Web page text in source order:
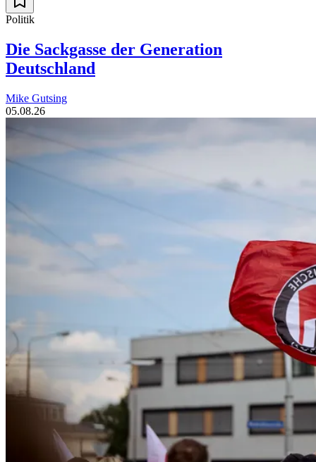
Politik
Die Sackgasse der Generation
Deutschland
Mike Gutsing
05.08.26